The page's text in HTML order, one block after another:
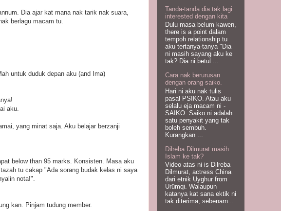
Dia ajar kat mana nak tarik nak suara,
berlagu macam tu.
untuk duduk depan aku (and Ima)
aku.
yang minat saja. Aku belajar berzanji
below than 95 marks. Konsisten. Masa aku
tu cakap "Ada sorang budak kelas ni saya
nota!".
kan. Pinjam tudung member.
Tanda-tanda dia tak lagi
interested dengan kita
Dulu masa belum kawen,
there is a point dalam
tempoh relationship tu
aku tertanya-tanya "Dia
ni masih sayang aku ke
tak? Dia ni betul ...
Cara nak berurusan
dengan orang saiko.
Hari ni aku nak tulis
pasal PSIKO. Atau aku
selalu eja macam ni -
SAIKO. Saiko ni adalah
satu penyakit yang tak
boleh sembuh.
Kurangkan ...
Dilreba Dilmurat masih
Islam ke tak?
Video atas ni is Dilreba
Dilmurat, actress China
dari etnik Uyghur from
Ürümqi. Walaupun
katanya kat sana ektik ni
tak diterima, sebenarn...